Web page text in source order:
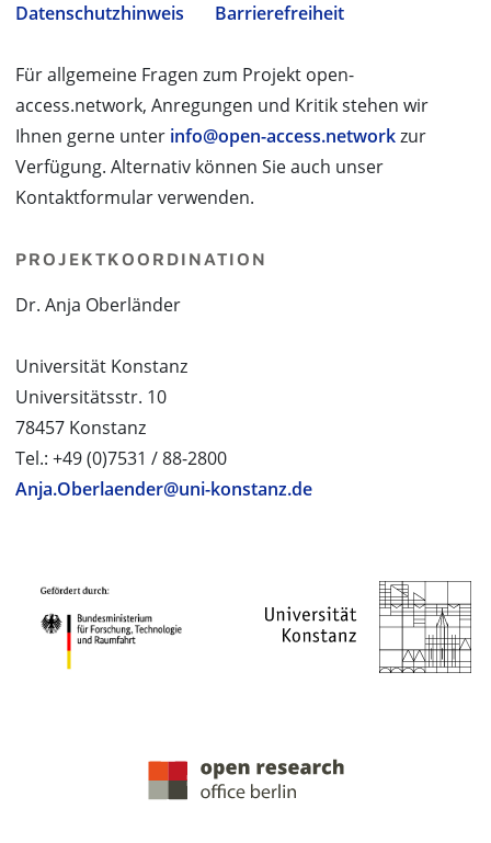
Datenschutzhinweis
Barrierefreiheit
Für allgemeine Fragen zum Projekt open-
access.network, Anregungen und Kritik stehen wir
Ihnen gerne unter info@open-access.networkzur
Verfügung. Alternativ können Sie auch unser
Kontaktformular verwenden.
PROJEKTKOORDINATION
Dr. Anja Oberländer
Universität Konstanz
Universitätsstr. 10
78457 Konstanz
Tel.: +49 (0)7531 / 88-2800
Anja.Oberlaender@uni-konstanz.de